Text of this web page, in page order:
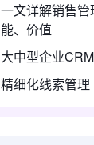
一文详解销售
能、价值
大中型企业
精细化线索管理